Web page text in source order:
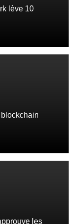
lève 10
les